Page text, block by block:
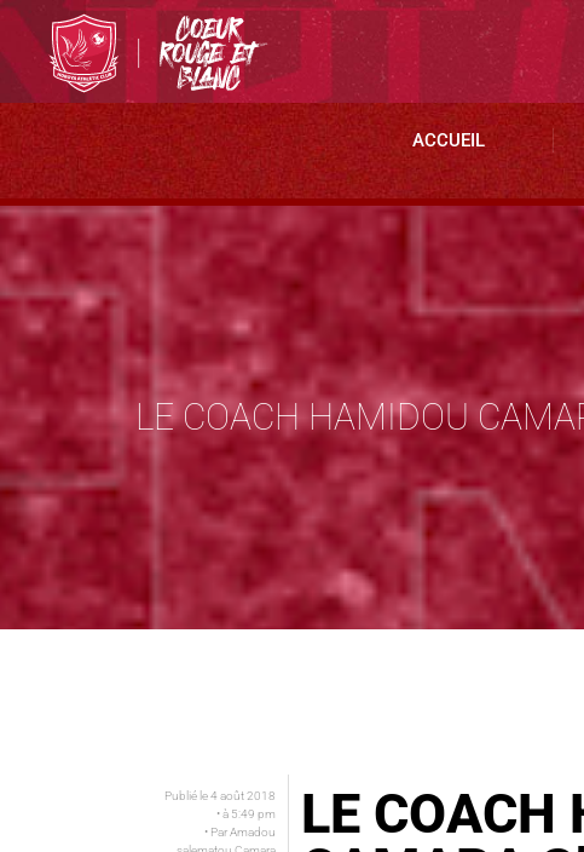
ACCUEIL
LE COACH HAMIDOU
Publié le4 août 2018
• à 5:49 pm
• ParAmadou
LE COACH